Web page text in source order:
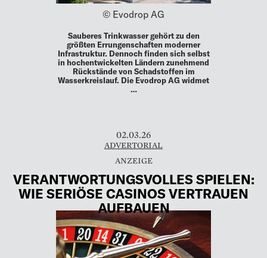
© Evodrop AG
Sauberes Trinkwasser gehört zu den
größten Errungenschaften moderner
Infrastruktur. Dennoch finden sich selbst
in hochentwickelten Ländern zunehmend
Rückstände von Schadstoffen im
Wasserkreislauf. Die Evodrop AG widmet
…
02.03.26
ADVERTORIAL
VERANTWORTUNGSVOLLES SPIELEN:
WIE SERIÖSE CASINOS VERTRAUEN
AUFBAUEN